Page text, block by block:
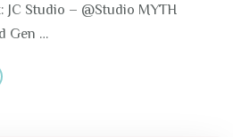
Studio – @Studio MYTH
Gen …